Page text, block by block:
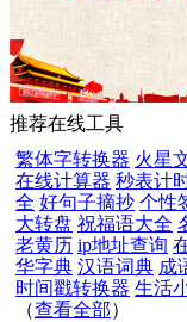
推荐在线工具
繁体字转换器 火星
在线计算器 秒表计
全 好句子摘抄 个性
大转盘 祝福语大全
老黄历 ip地址查询
华字典 汉语词典 成
时间戳转换器 生活
（查看全部）